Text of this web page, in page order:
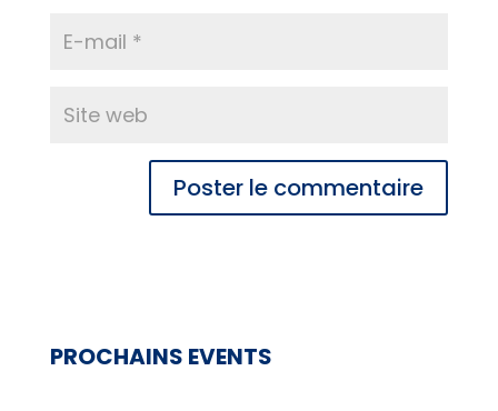
PROCHAINS EVENTS